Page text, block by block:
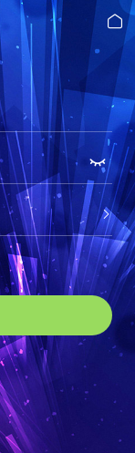


